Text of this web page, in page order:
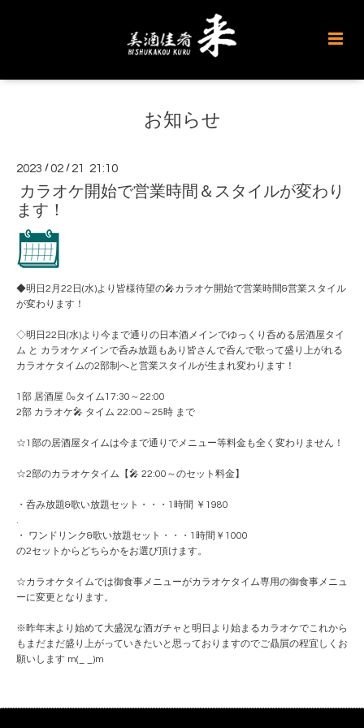
お知らせ
2023 /02 / 21 21:10
カラオケ開始で営業時間＆スタイルが変わり
ます！
◆明日2月22日(水)より皆様待望の🎤カラオケ開始で営業時間&営業スタイル
が変わります！
◇明日22日(水)より今まで通りの日本酒メインでゆっくり呑める居酒屋タイ
ム と カラオケメインで呑み放題もあり皆さんで呑んで歌って盛り上がれる
カラオケタイムの2部制へと営業スタイルが生まれ変わります！
1部 居酒屋 🍶タイム17:30～22:00
2部 カラオケ🎤 タイム 22:00～25時 まで
☆1部の居酒屋タイムは今まで通りでメニュー等料金も全く変わりません！
☆2部のカラオケタイム【🎤 22:00～のセット料金】
・呑み放題&歌い放題セット・・・1時間 ￥1980
.
・ ワンドリンク&歌い放題セット・・・1時間￥1000
の2セットからどちらかをお選び頂けます。
☆カラオケタイムでは御食事メニューがカラオケタイム専用の御食事メニュ
ーに変更となります。
※昨年末より始めて大盛況な酒ガチャと明日より始まるカラオケでこれから
もまだまだ盛り上がっていきたいと思っておりますのでご贔屓の程宜しくお
願いします m(_ _)m